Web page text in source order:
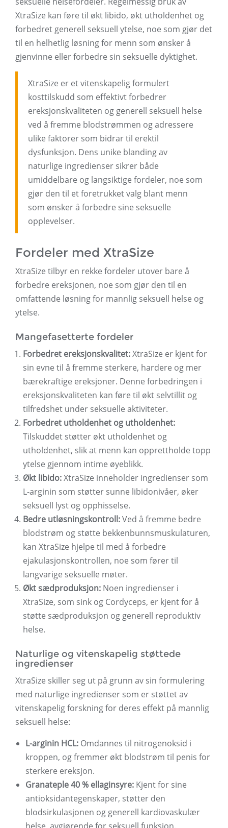
XtraSize kan føre til økt libido, økt utholdenhet og
forbedret generell seksuell ytelse, noe som gjør det
til en helhetlig løsning for menn som ønsker å
gjenvinne eller forbedre sin seksuelle dyktighet.
XtraSize er et vitenskapelig formulert
kosttilskudd som effektivt forbedrer
ereksjonskvaliteten og generell seksuell helse
ved å fremme blodstrømmen og adressere
ulike faktorer som bidrar til erektil
dysfunksjon. Dens unike blanding av
naturlige ingredienser sikrer både
umiddelbare og langsiktige fordeler, noe som
gjør den til et foretrukket valg blant menn
som ønsker å forbedre sine seksuelle
opplevelser.
Fordeler med XtraSize
XtraSize tilbyr en rekke fordeler utover bare å
forbedre ereksjonen, noe som gjør den til en
omfattende løsning for mannlig seksuell helse og
ytelse.
Mangefasetterte fordeler
Forbedret ereksjonskvalitet:XtraSize er kjent for
sin evne til å fremme sterkere, hardere og mer
bærekraftige ereksjoner. Denne forbedringen i
ereksjonskvaliteten kan føre til økt selvtillit og
tilfredshet under seksuelle aktiviteter.
Forbedret utholdenhet og utholdenhet:
Tilskuddet støtter økt utholdenhet og
utholdenhet, slik at menn kan opprettholde topp
ytelse gjennom intime øyeblikk.
Økt libido:XtraSize inneholder ingredienser som
L-arginin som støtter sunne libidonivåer, øker
seksuell lyst og opphisselse.
Bedre utløsningskontroll:Ved å fremme bedre
blodstrøm og støtte bekkenbunnsmuskulaturen,
kan XtraSize hjelpe til med å forbedre
ejakulasjonskontrollen, noe som fører til
langvarige seksuelle møter.
Økt sædproduksjon: Noen ingredienser i
XtraSize, som sink og Cordyceps, er kjent for å
støtte sædproduksjon og generell reproduktiv
helse.
Naturlige og vitenskapelig støttede
ingredienser
XtraSize skiller seg ut på grunn av sin formulering
med naturlige ingredienser som er støttet av
vitenskapelig forskning for deres effekt på mannlig
seksuell helse:
L-arginin HCL: Omdannes til nitrogenoksid i
kroppen, og fremmer økt blodstrøm til penis for
sterkere ereksjon.
Granateple 40 % ellaginsyre: Kjent for sine
antioksidantegenskaper, støtter den
blodsirkulasjonen og generell kardiovaskulær